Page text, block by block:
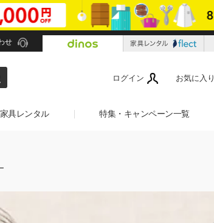
せ
ログイン お気に入り
家具レンタル 特集・キャンペーン一覧